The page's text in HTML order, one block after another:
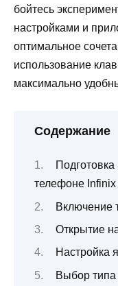
бойтесь
настройками и
оптимальное
использование
максимально
Содержание
телефоне Infinix
Включение
Открытие
Настройка
Выбор